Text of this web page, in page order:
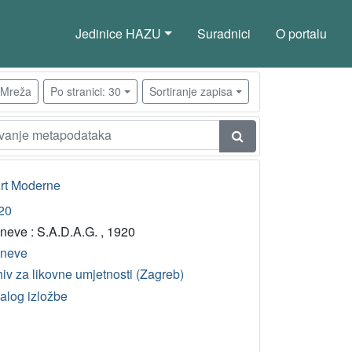
Jedinice HAZU Suradnici O portalu
Mreža Po stranici: 30 Sortiranje zapisa
Moderne
: S.A.D.A.G. , 1920
za likovne umjetnosti (Zagreb)
izložbe